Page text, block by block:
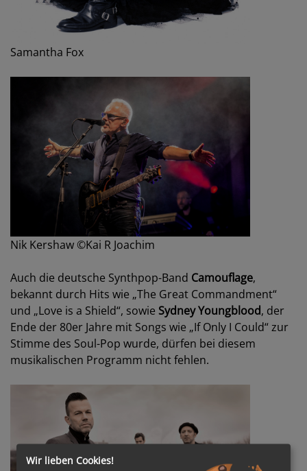
Samantha Fox
Nik Kershaw ©Kai R Joachim
Auch die deutsche Synthpop-Band Camouflage,
bekannt durch Hits wie „The Great Commandment“
und „Love is a Shield“, sowie Sydney Youngblood, der
Ende der 80er Jahre mit Songs wie „If Only I Could“ zur
Stimme des Soul-Pop wurde, dürfen bei diesem
musikalischen Programm nicht fehlen.
Wir lieben Cookies!